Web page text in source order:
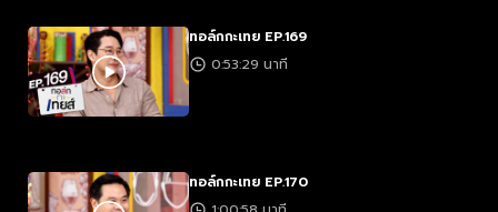
ทอล์กกะเทย EP.169
0:53:29 นาที
ทอล์กกะเทย EP.170